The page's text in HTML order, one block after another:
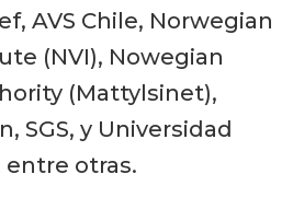
AVS Chile, Norwegian
(NVI), Nowegian
(Mattylsinet),
SGS, y Universidad
entre otras.